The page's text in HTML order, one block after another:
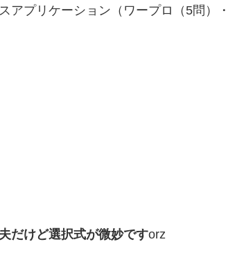
アプリケーション（ワープロ（5問）・
だけど選択式が微妙ですorz